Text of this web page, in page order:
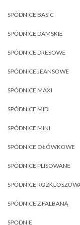
SPÓDNICE BASIC
SPÓDNICE DAMSKIE
SPÓDNICE DRESOWE
SPÓDNICE JEANSOWE
SPÓDNICE MAXI
SPÓDNICE MIDI
SPÓDNICE MINI
SPÓDNICE OŁÓWKOWE
SPÓDNICE PLISOWANE
SPÓDNICE
SPÓDNICE Z FALBANĄ
SPODNIE